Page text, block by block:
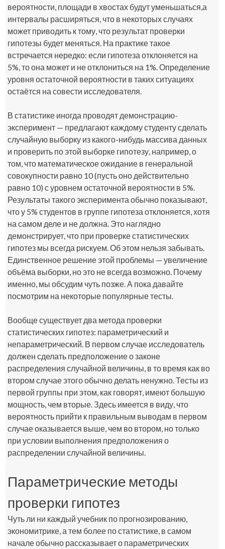
вероятности, площади в хвостах будут уменьшаться,а
интервалы расширяться, что в некоторых случаях
может приводить к тому, что результат проверки
гипотезы будет меняться. На практике такое
встречается нередко: если гипотеза отклоняется на
5%, то она может и не отклониться на 1%. Определение
уровня остаточной вероятности в таких ситуациях
остаётся на совести исследователя.
В статистике иногда проводят демонстрацию-
эксперимент — предлагают каждому студенту сделать
случайную выборку из какого-нибудь массива данных
и проверить по этой выборке гипотезу, например, о
том, что математическое ожидание в генеральной
совокупности равно 10 (пусть оно действительно
равно 10) с уровнем остаточной вероятности в 5%.
Результаты такого эксперимента обычно показывают,
что у 5% студентов в группе гипотеза отклоняется, хотя
на самом деле и не должна. Это наглядно
демонстрирует, что при проверке статистических
гипотез мы всегда рискуем. Об этом нельзя забывать.
Единственное решение этой проблемы — увеличение
объёма выборки, но это не всегда возможно. Почему
именно, мы обсудим чуть позже. А пока давайте
посмотрим на некоторые популярные тесты.
Вообще существует два метода проверки
статистических гипотез: параметрический и
непараметрический. В первом случае исследователь
должен сделать предположение о законе
распределения случайной величины, в то время как во
втором случае этого обычно делать ненужно. Тесты из
первой группы при этом, как говорят, имеют большую
мощность, чем вторые. Здесь имеется в виду, что
вероятность прийти к правильным выводам в первом
случае оказывается выше, чем во втором, но только
при условии выполнения предположения о
распределении случайной величины.
Параметрические методы
проверки гипотез
Чуть ли ни каждый учебник по прогнозированию,
экономитрике, а тем более по статистике, в самом
начале обычно рассказывает о параметрических